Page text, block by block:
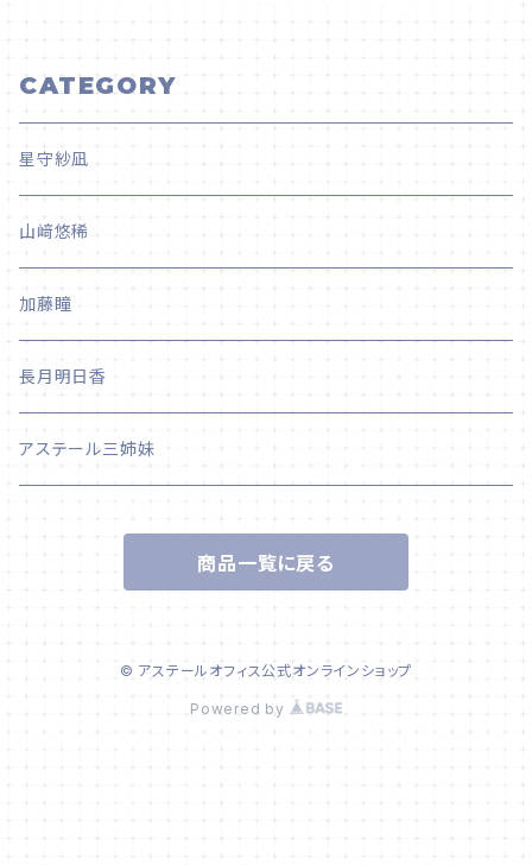
CATEGORY
星守紗凪
山﨑悠稀
加藤瞳
長月明日香
アステール三姉妹
商品一覧に戻る
© アステールオフィス公式オンラインショップ
Powered by